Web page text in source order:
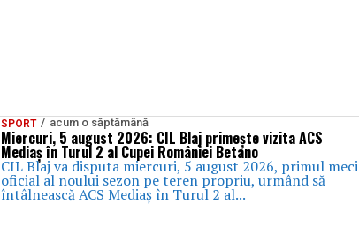
SPORT acum o săptămână
Miercuri, 5 august 2026: CIL Blaj primește vizita ACS
Mediaș în Turul 2 al Cupei României Betano
CIL Blaj va disputa miercuri, 5 august 2026, primul meci
oficial al noului sezon pe teren propriu, urmând să
întâlnească ACS Mediaș în Turul 2 al...